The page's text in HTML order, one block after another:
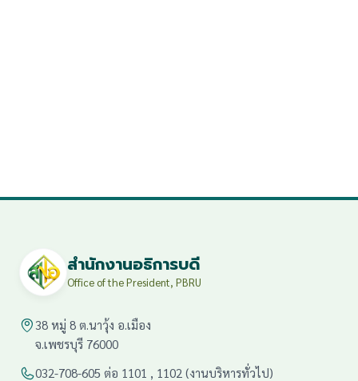
สำนักงานอธิการบดี
Office of the President, PBRU
38 หมู่ 8 ต.นาวุ้ง อ.เมือง
จ.เพชรบุรี 76000
032-708-605 ต่อ 1101 , 1102 (งานบริหารทั่วไป)